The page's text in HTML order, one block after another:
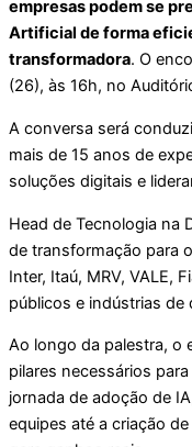
empresas podem se
Artificial de forma
transformadora. O
(26), às 16h, no
A conversa será
mais de 15 anos de
soluções digitais e
Head de Tecnologia na
de transformação para
Inter, Itaú, MRV, VALE,
públicos e indústrias de
Ao longo da palestra, o
pilares necessários
jornada de adoção de
equipes até a criação